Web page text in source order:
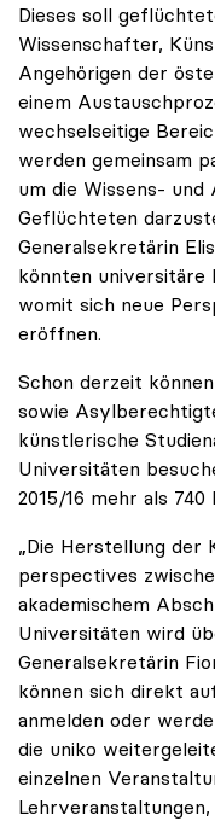
Dieses soll
Wissenschafter,
Angehörigen der
einem
wechselseitige
werden gemeinsam
um die Wissens-
Geflüchteten
Generalsekretärin
könnten universitäre
womit sich neue
eröffnen.
Schon derzeit
sowie
künstlerische
Universitäten
2015/16 mehr als
„Die Herstellung der
perspectives
akademischem
Universitäten wird
Generalsekretärin
können sich direkt
anmelden oder
die uniko
einzelnen